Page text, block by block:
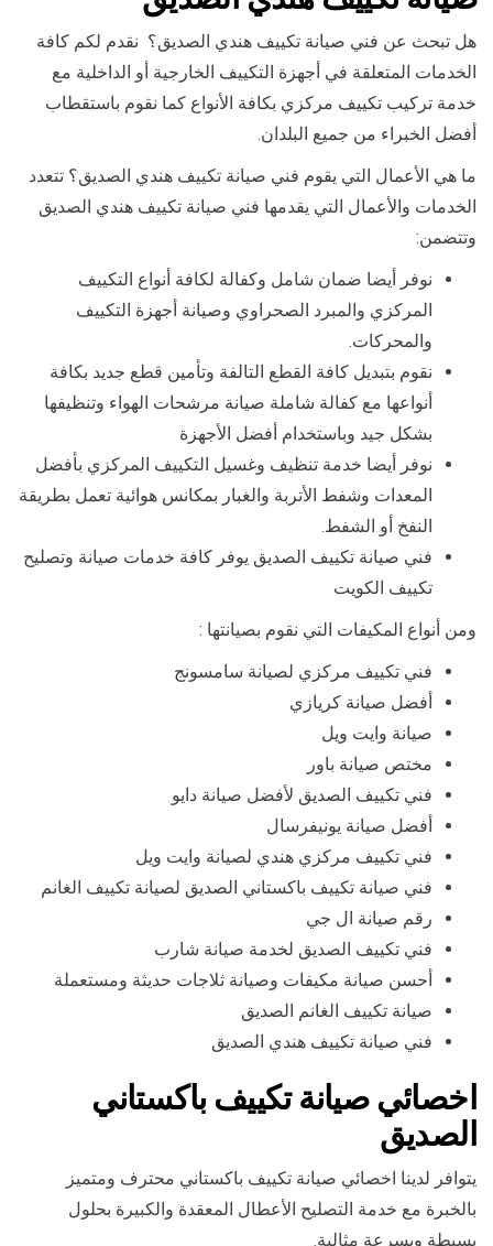
هل تبحث عن فني صيانة تكييف هندي الصديق؟ نقدم لكم كافة
الخدمات المتعلقة في أجهزة التكييف الخارجية أو الداخلية مع
خدمة تركيب تكييف مركزي بكافة الأنواع كما نقوم باستقطاب
أفضل الخبراء من جميع البلدان.
ما هي الأعمال التي يقوم فني صيانة تكييف هندي الصديق؟ تتعدد
الخدمات والأعمال التي يقدمها فني صيانة تكييف هندي الصديق
وتتضمن:
نوفر أيضا ضمان شامل وكفالة لكافة أنواع التكييف
المركزي والمبرد الصحراوي وصيانة أجهزة التكييف
والمحركات.
نقوم بتبديل كافة القطع التالفة وتأمين قطع جديد بكافة
أنواعها مع كفالة شاملة صيانة مرشحات الهواء وتنظيفها
بشكل جيد وباستخدام أفضل الأجهزة
نوفر أيضا خدمة تنظيف وغسيل التكييف المركزي بأفضل
المعدات وشفط الأتربة والغبار بمكانس هوائية تعمل بطريقة
النفخ أو الشفط.
فني صيانة تكييف الصديق يوفر كافة خدمات صيانة وتصليح
تكييف الكويت
ومن أنواع المكيفات التي نقوم بصيانتها :
فني تكييف مركزي لصيانة سامسونج
أفضل صيانة كريازي
صيانة وايت ويل
مختص صيانة باور
فني تكييف الصديق لأفضل صيانة دايو
أفضل صيانة يونيفرسال
فني تكييف مركزي هندي لصيانة وايت ويل
فني صيانة تكييف باكستاني الصديق لصيانة تكييف الغانم
رقم صيانة ال جي
فني تكييف الصديق لخدمة صيانة شارب
أحسن صيانة مكيفات وصيانة ثلاجات حديثة ومستعملة
صيانة تكييف الغانم الصديق
فني صيانة تكييف هندي الصديق
اخصائي صيانة تكييف باكستاني
الصديق
يتوافر لدينا اخصائي صيانة تكييف باكستاني محترف ومتميز
بالخبرة مع خدمة التصليح الأعطال المعقدة والكبيرة بحلول
بسيطة وبسرعة مثالية.